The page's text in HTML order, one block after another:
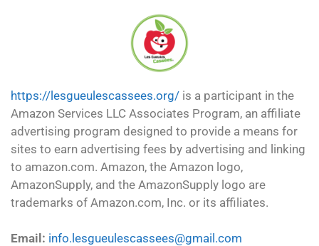
https://lesgueulescassees.org/ is a participant in the
Amazon Services LLC Associates Program, an affiliate
advertising program designed to provide a means for
sites to earn advertising fees by advertising and linking
to amazon.com. Amazon, the Amazon logo,
AmazonSupply, and the AmazonSupply logo are
trademarks of Amazon.com, Inc. or its affiliates.
Email: info.lesgueulescassees@gmail.com